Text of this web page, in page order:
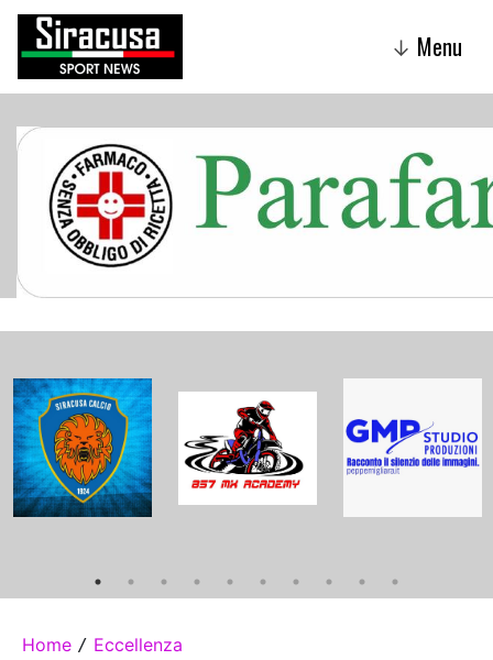
↓ Menu
Home / Eccellenza